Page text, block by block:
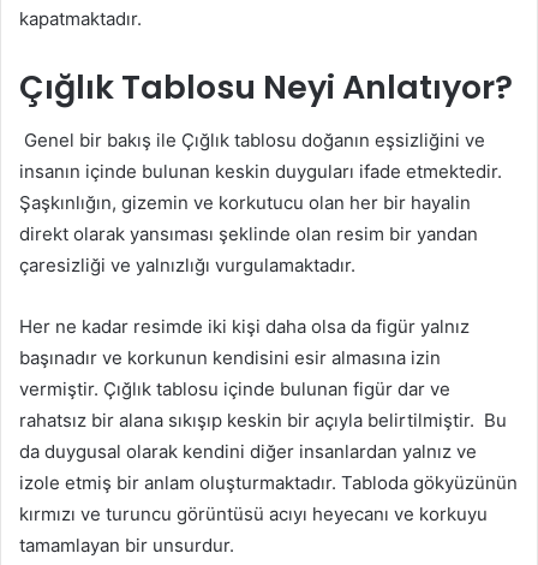
kapatmaktadır.
Çığlık Tablosu Neyi Anlatıyor?
Genel bir bakış ile Çığlık tablosu doğanın eşsizliğini ve
insanın içinde bulunan keskin duyguları ifade etmektedir.
Şaşkınlığın, gizemin ve korkutucu olan her bir hayalin
direkt olarak yansıması şeklinde olan resim bir yandan
çaresizliği ve yalnızlığı vurgulamaktadır.
Her ne kadar resimde iki kişi daha olsa da figür yalnız
başınadır ve korkunun kendisini esir almasına izin
vermiştir. Çığlık tablosu içinde bulunan figür dar ve
rahatsız bir alana sıkışıp keskin bir açıyla belirtilmiştir. Bu
da duygusal olarak kendini diğer insanlardan yalnız ve
izole etmiş bir anlam oluşturmaktadır. Tabloda gökyüzünün
kırmızı ve turuncu görüntüsü acıyı heyecanı ve korkuyu
tamamlayan bir unsurdur.